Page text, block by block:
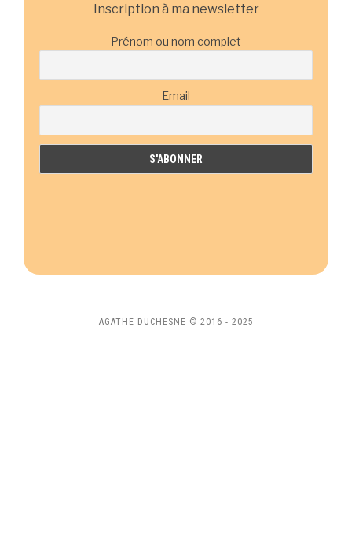
Inscription à ma newsletter
Prénom ou nom complet
Email
AGATHE DUCHESNE © 2016 - 2025